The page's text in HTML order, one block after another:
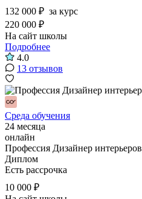
132 000 ₽ за курс
220 000 ₽
На сайт школы
Подробнее
4.0
13 отзывов
Среда обучения
24 месяца
онлайн
Профессия Дизайнер интерьеров
Диплом
Есть рассрочка
10 000 ₽